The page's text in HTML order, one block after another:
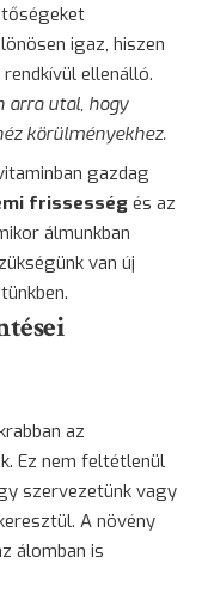
igaz, hiszen
ellenálló.
arra utal, hogy
körülményekhez.
gazdag
frissesség és az
álmunkban
van új
az
Ez nem feltétlenül
szervezetünk vagy
A növény
álomban is